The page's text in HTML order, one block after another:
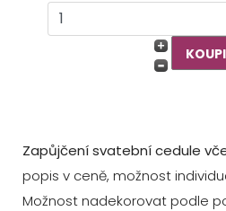
Zapůjčení svatební cedule
popis v ceně, možnost
Možnost nadekorovat podle